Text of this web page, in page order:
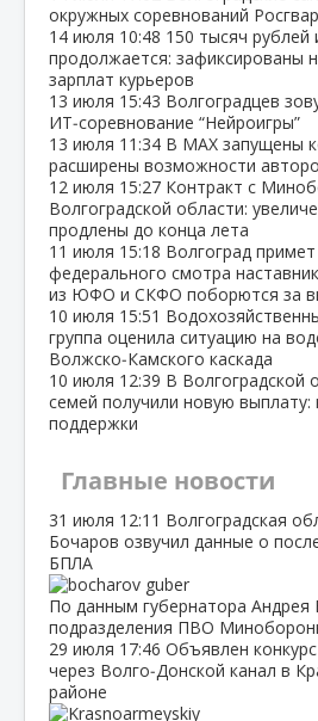
окружных соревнований
14 июля 10:48 150 тысяч рублей
продолжается: зафиксированы
зарплат курьеров
13 июля 15:43 Волгоградцев
ИТ‑соревнование “Нейроигры”
13 июля 11:34 В МАХ запущены
расширены возможности
12 июля 15:27 Контракт с
Волгоградской области:
продлены до конца лета
11 июля 15:18 Волгоград
федерального смотра
из ЮФО и СКФО поборются за
10 июля 15:51
группа оценила ситуацию на
Волжско‑Камского каскада
10 июля 12:39 В Волгоградской
семей получили новую выплату:
поддержки
Главные новости
31 июля 12:11 Волгоградская
Бочаров озвучил данные о
БПЛА
По данным губернатора
подразделения ПВО
29 июля 17:46 Объявлен
через Волго‑Донской канал в
районе